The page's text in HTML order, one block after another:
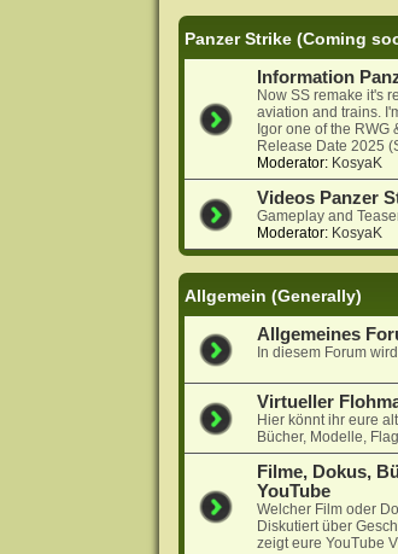
Panzer Strike (Coming
Information
Now SS remake it's
aviation and trains.
Igor one of the
Release Date 2025
Moderator: KosyaK
Videos Panzer
Gameplay and
Moderator: KosyaK
Allgemein (Generally)
Allgemeines
In diesem Forum
Virtueller
Hier könnt ihr eure
Bücher, Modelle,
Filme, Dokus,
YouTube
Welcher Film oder
Diskutiert über
zeigt eure YouTube